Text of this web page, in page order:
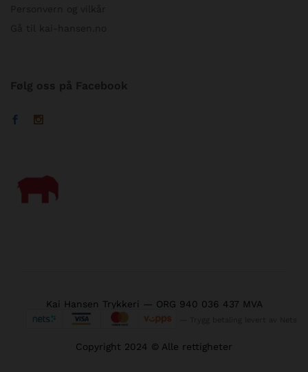
Følg oss på Facebook
Kai Hansen Trykkeri — ORG 940 036 437 MVA
Copyright 2024 © Alle rettigheter